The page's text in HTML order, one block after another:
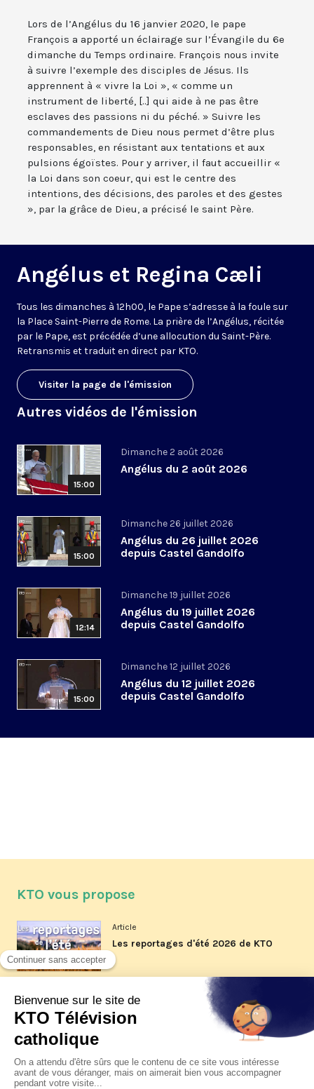
Lors de l’Angélus du 16 janvier 2020, le pape
François a apporté un éclairage sur l’Évangile du 6e
dimanche du Temps ordinaire. François nous invite
à suivre l’exemple des disciples de Jésus. Ils
apprennent à « vivre la Loi », « comme un
instrument de liberté, [..] qui aide à ne pas être
esclaves des passions ni du péché. » Suivre les
commandements de Dieu nous permet d’être plus
responsables, en résistant aux tentations et aux
pulsions égoïstes. Pour y arriver, il faut accueillir «
la Loi dans son coeur, qui est le centre des
intentions, des décisions, des paroles et des gestes
», par la grâce de Dieu, a précisé le saint Père.
Angélus et Regina Cæli
Tous les dimanches à 12h00, le Pape s’adresse à la foule sur
la Place Saint-Pierre de Rome. La prière de l’Angélus, récitée
par le Pape, est précédée d’une allocution du Saint-Père.
Retransmis et traduit en direct par KTO.
Visiter la page de l'émission
Autres vidéos de l'émission
15:00
Dimanche 2 août 2026
Angélus du 2 août 2026
15:00
Dimanche 26 juillet 2026
Angélus du 26 juillet 2026
depuis Castel Gandolfo
12:14
Dimanche 19 juillet 2026
Angélus du 19 juillet 2026
depuis Castel Gandolfo
15:00
Dimanche 12 juillet 2026
Angélus du 12 juillet 2026
depuis Castel Gandolfo
KTO vous propose
Article
Les reportages d'été 2026 de KTO
La visite pastorale du pape Léon
XIV à Assise à suivre sur KTO le
jeudi 6 août
Article
Le pape en Uruguay, Argentine et